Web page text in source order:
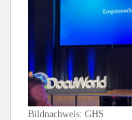
Bildnachweis: GHS